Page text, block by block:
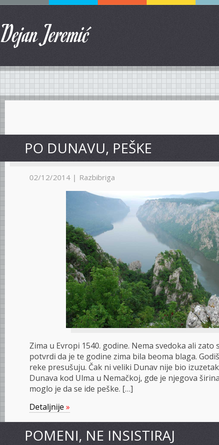
Dejan Jeremić
PO DUNAVU, PEŠKE
02/12/2014 | Razbibriga
Zima u Evropi 1540. godine. Nema svedoka ali zato
potvrdi da je te godine zima bila beoma blaga.
reke presušuju. Čak ni veliki Dunav nije bio
Dunava kod Ulma u Nemačkoj, gde je njegova
moglo je da se ide peške. […]
Detaljnije »
POMENI, NE INSISTIRAJ